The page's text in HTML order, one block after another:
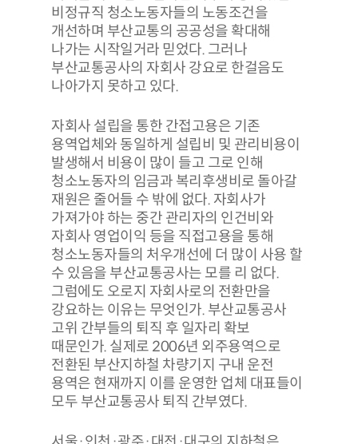
비정규직 청소노동자들의 노동조건을
개선하며 부산교통의 공공성을 확대해
나가는 시작일거라 믿었다. 그러나
부산교통공사의 자회사 강요로 한걸음도
나아가지 못하고 있다.
자회사 설립을 통한 간접고용은 기존
용역업체와 동일하게 설립비 및 관리비용이
발생해서 비용이 많이 들고 그로 인해
청소노동자의 임금과 복리후생비로 돌아갈
재원은 줄어들 수 밖에 없다. 자회사가
가져가야 하는 중간 관리자의 인건비와
자회사 영업이익 등을 직접고용을 통해
청소노동자들의 처우개선에 더 많이 사용 할
수 있음을 부산교통공사는 모를 리 없다.
그럼에도 오로지 자회사로의 전환만을
강요하는 이유는 무엇인가. 부산교통공사
고위 간부들의 퇴직 후 일자리 확보
때문인가. 실제로 2006년 외주용역으로
전환된 부산지하철 차량기지 구내 운전
용역은 현재까지 이를 운영한 업체 대표들이
모두 부산교통공사 퇴직 간부였다.